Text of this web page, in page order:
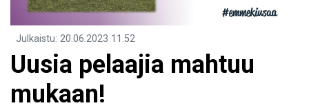
Julkaistu: 20.06.2023 11.52
Uusia pelaajia mahtuu
mukaan!